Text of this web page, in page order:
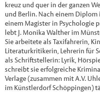
kreuz und quer in der ganzen
und Berlin. Nach einem Diplom
einem Magister in Psychologie
lebt J. Monika Walther im
Sie arbeitete als Taxifahrerin,
Literaturkritikerin, Lehrerin für
als Schriftstellerin: Lyrik,
schreibt sie erfolgreiche
Verlage (zusammen mit A.V.
im Künstlerdorf Schöppingen)